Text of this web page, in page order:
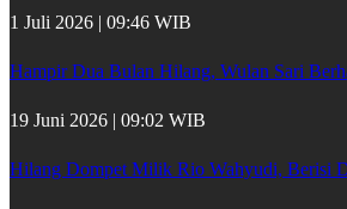
1 Juli 2026 | 09:46 WIB
Hampir Dua Bulan Hilang, Wulan Sari
19 Juni 2026 | 09:02 WIB
Hilang Dompet Milik Rio Wahyudi, Berisi